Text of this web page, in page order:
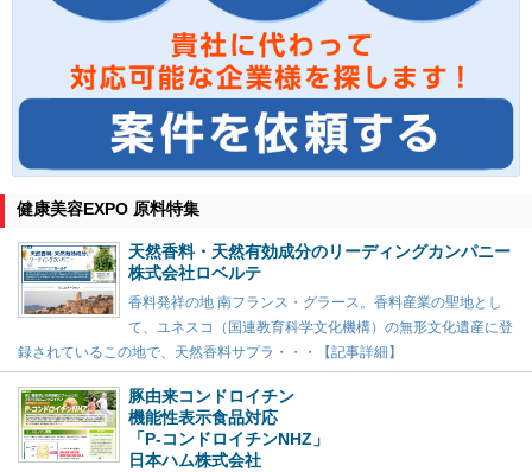
健康美容EXPO 原料特集
天然香料・天然有効成分のリーディングカンパニー
株式会社ロベルテ
香料発祥の地 南フランス・グラース。香料産業の聖地とし
て、ユネスコ（国連教育科学文化機構）の無形文化遺産に登
録されているこの地で、天然香料サプラ・・・【記事詳細】
豚由来コンドロイチン
機能性表示食品対応
「P-コンドロイチンNHZ」
日本ハム株式会社